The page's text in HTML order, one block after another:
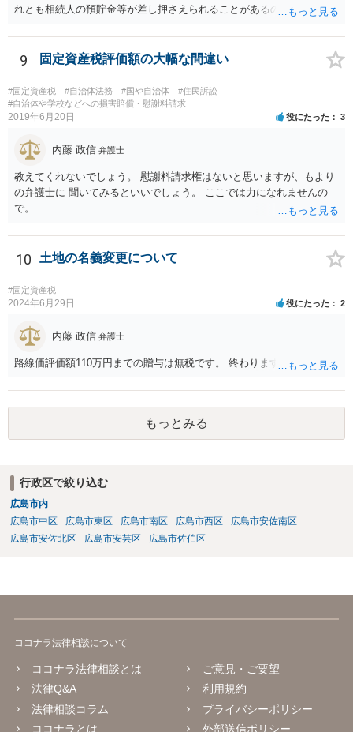
れとも相続人の預貯金等が差し押さえられることがあるのでしょう
ます。 また、固定資産税は遺産分割協議が整わない限り、法定相続分
ではなくあくまで不可分債務（？）ということになって相続人全員、
で、相続人全員の責任となります。 あなたが立て替えておき、遺
産分割の際に精算するのがよいと思います。 遺産分割協議が進ま
ないのであれば、弁護士に相談して、遺産分割調停や審判を した
9 固定資産税評価額の大幅な間違い
#固定資産税 #自治体法務 #国や自治体
#住民訴訟
#自治体や学校などへの損害賠償・慰謝料請求
2019年6月20日 役にたった 3
内藤 政信 弁護士
教えてくれないでしょう。 慰謝料請求権はないと思いますが、もより
の弁護士に 聞いてみるといいでしょう。 ここでは力になれませんの
で。
10 土地の名義変更について
#固定資産税
2024年6月29日 役にたった 2
内藤 政信 弁護士
路線価評価額110万円までの贈与は無税です。 終わります。
もっとみる
行政区で絞り込む
広島市内
広島市中区
広島市東区 広島市南区 広島市西区
広島市安佐南区
広島市安佐北区
広島市安芸区 広島市佐伯区
ココナラ法律相談について
ココナラ法律相談とは
法律Q&A
法律相談コラム
ココナラとは
ご意見・ご要望
利用規約
プライバシーポリシー
外部送信ポリシー